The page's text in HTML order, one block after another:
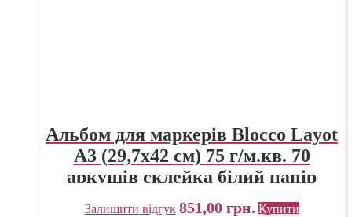
Альбом для маркерів Blocco Layot
А3 (29,7х42 см) 75 г/м.кв. 70
аркушів склейка білий папір
Fabriano Італія
Залишити відгук 851,00 грн. Купити